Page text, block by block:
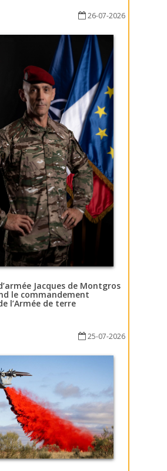
26-07-2026
Jacques de Montgros
le commandement
l’Armée de terre
25-07-2026